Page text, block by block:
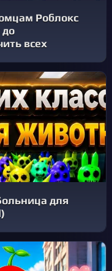
Роблокс
всех
для